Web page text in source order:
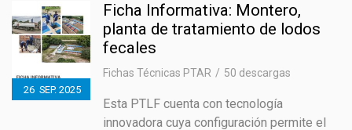
26 SEP. 2025
Ficha Informativa: Montero,
planta de tratamiento de lodos
fecales
Fichas Técnicas PTAR 50 descargas
Esta PTLF cuenta con tecnología
innovadora cuya configuración permite el